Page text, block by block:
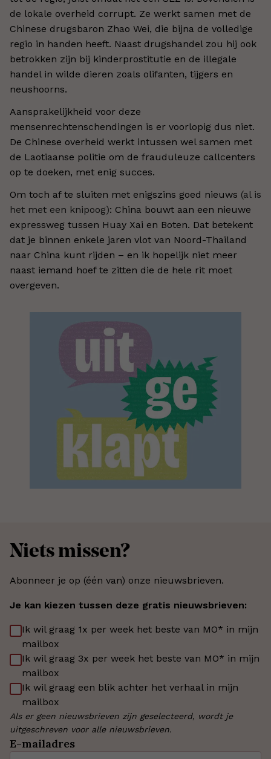
de lokale overheid corrupt. Ze werkt samen met de
Chinese drugsbaron Zhao Wei, die bijna de volledige
regio in handen heeft. Naast drugshandel zou hij ook
betrokken zijn bij kinderprostitutie en de illegale
handel in wilde dieren zoals olifanten, tijgers en
neushoorns.
Aansprakelijkheid voor deze
mensenrechtenschendingen is er voorlopig dus niet.
De Chinese overheid werkt intussen wel samen met
de Laotiaanse politie om de frauduleuze callcenters
op te doeken, met enig succes.
Om toch af te sluiten met enigszins goed nieuws (al is
het met een knipoog): China bouwt aan een nieuwe
expressweg tussen Huay Xai en Boten. Dat betekent
dat je binnen enkele jaren vlot van Noord-Thailand
naar China kunt rijden – en ik hopelijk niet meer
naast iemand hoef te zitten die de hele rit moet
overgeven.
Niets missen?
Abonneer je op (één van) onze nieuwsbrieven.
Je kan kiezen tussen deze gratis nieuwsbrieven:
Ik wil graag 1x per week het beste van MO* in mijn
mailbox
Ik wil graag 3x per week het beste van MO* in mijn
mailbox
Ik wil graag een blik achter het verhaal in mijn
mailbox
Als er geen nieuwsbrieven zijn geselecteerd, wordt je
uitgeschreven voor alle nieuwsbrieven.
E-mailadres